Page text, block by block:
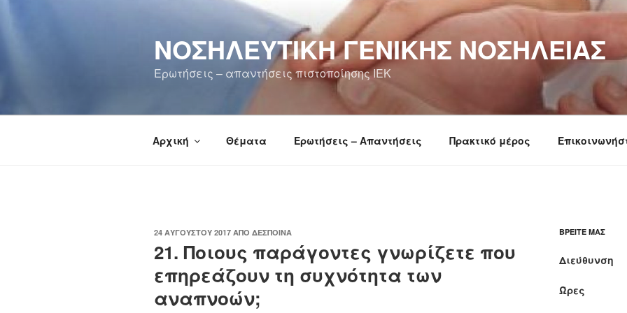
ΝΟΣΗΛΕΥΤΙΚΉ ΓΕΝΙΚΉΣ ΝΟΣΗΛΕΊΑΣ
Ερωτήσεις – απαντήσεις πιστοποίησης ΙΕΚ
Αρχική Θέματα Ερωτήσεις – Απαντήσεις Πρακτικό μέρος
ΔΗΜΟΣΙΕΎΤΗΚΕ
24 ΑΥΓΟΎΣΤΟΥ 2017 ΑΠΌ ΔΈΣΠΟΙΝΑ
21. Ποιους παράγοντες γνωρίζετε που
επηρεάζουν τη συχνότητα των
αναπνοών;
ΒΡΕΊΤΕ ΜΑΣ
Διεύθυνση
Ώρες